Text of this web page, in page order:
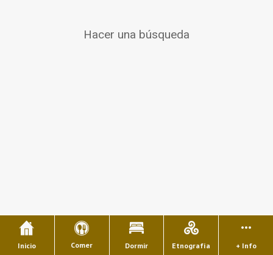
Hacer una búsqueda
Inicio Comer Dormir Etnografía + Info